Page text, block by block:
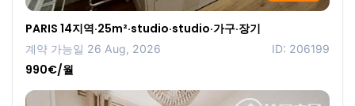
PARIS 14지역·25m²·studio·studio·가구·장기
계약 가능일 26 Aug, 2026 ID: 206199
990€/월